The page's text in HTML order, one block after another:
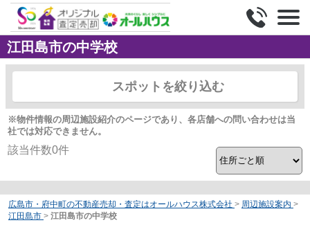
江田島市の中学校
スポットを絞り込む
※物件情報の周辺施設紹介のページであり、各店舗への問い合わせは当
社では対応できません。
該当件数0件
広島市・府中町の不動産売却・査定はオールハウス株式会社 > 周辺施設案内 >
江田島市 > 江田島市の中学校